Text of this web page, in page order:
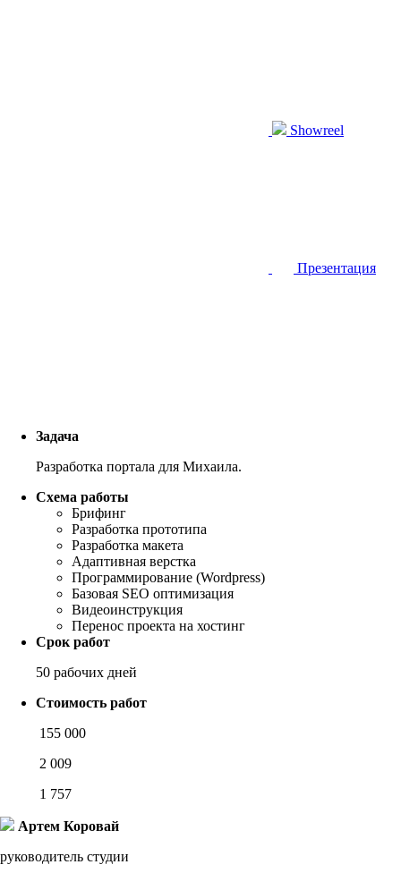
Showreel
Презентация
Задача
Разработка портала для Михаила.
Схема работы
Брифинг
Разработка прототипа
Разработка макета
Адаптивная верстка
Программирование (Wordpress)
Базовая SEO оптимизация
Видеоинструкция
Перенос проекта на хостинг
Срок работ
50 рабочих дней
Стоимость работ
155 000
2 009
1 757
Артем Коровай
руководитель студии